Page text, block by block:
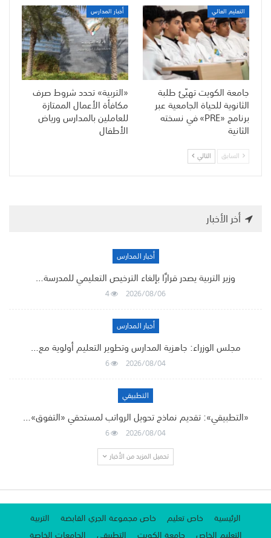
التعليم العالي
جامعة الكويت تهيّئ طلبة
الثانوية للحياة الجامعية عبر
برنامج «PRE» في نسخته
الثانية
أخبار المدارس
«التربية» تحدد شروط صرف
مكافأة الأعمال الممتازة
للعاملين بالمدارس ورياض
الأطفال
السابق التالي
أخر الأخبار
أخبار المدارس
وزير التربية يصدر قرارًا بإلغاء الترخيص التعليمي للمدرسة…
2026/08/06
4
أخبار المدارس
مجلس الوزراء: جاهزية المدارس وتطوير التعليم أولوية مع…
2026/08/04
6
التطبيقي
«التطبيقي»: تقديم نماذج تحويل الرواتب لمستحقي «التفوق»…
2026/08/04
6
تحميل المزيد من الأخبار
الرئيسية خاص تعليم خاص مجموعة الجري القابضة
التربية